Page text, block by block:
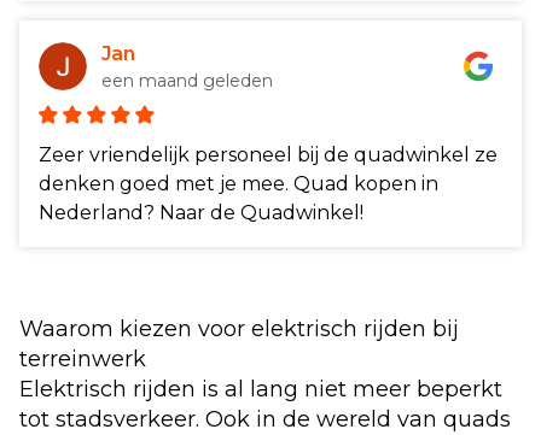
Jan
een maand geleden
Zeer vriendelijk personeel bij de quadwinkel ze
denken goed met je mee. Quad kopen in
Nederland? Naar de Quadwinkel!
Waarom kiezen voor elektrisch rijden bij
terreinwerk
Elektrisch rijden is al lang niet meer beperkt
tot stadsverkeer. Ook in de wereld van quads